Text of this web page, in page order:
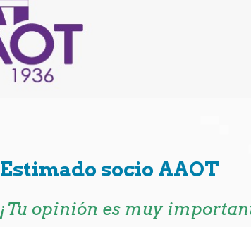
Estimado socio AAOT
¡Tu opinión es muy